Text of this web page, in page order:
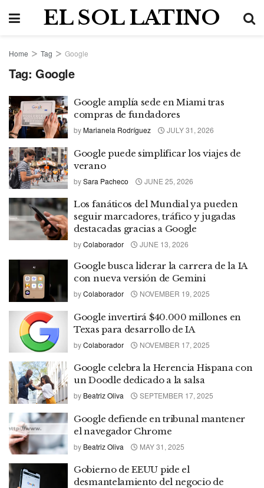
EL SOL LATINO
Home Tag Google
Tag: Google
Google amplía sede en Miami tras
compras de fundadores
byMarianela Rodríguez JULY 31, 2026
Google puede simplificar los viajes de
verano
bySara Pacheco JUNE 25, 2026
Los fanáticos del Mundial ya pueden
seguir marcadores, tráfico y jugadas
destacadas gracias a Google
byColaborador JUNE 13, 2026
Google busca liderar la carrera de la IA
con nueva versión de Gemini
byColaborador NOVEMBER 19, 2025
Google invertirá $40.000 millones en
Texas para desarrollo de IA
byColaborador NOVEMBER 17, 2025
Google celebra la Herencia Hispana con
un Doodle dedicado a la salsa
by Beatriz Oliva SEPTEMBER 17, 2025
Google defiende en tribunal mantener
el navegador Chrome
by Beatriz Oliva MAY 31, 2025
Gobierno de EEUU pide el
desmantelamiento del negocio de